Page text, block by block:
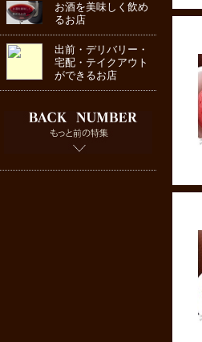
お酒を美味しく飲め
るお店
出前・デリバリー・
宅配・テイクアウト
ができるお店